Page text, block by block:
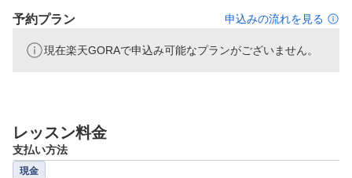
予約プラン 申込みの流れを見る
現在楽天GORAで申込み可能なプランがございません。
レッスン料金
支払い方法
現金